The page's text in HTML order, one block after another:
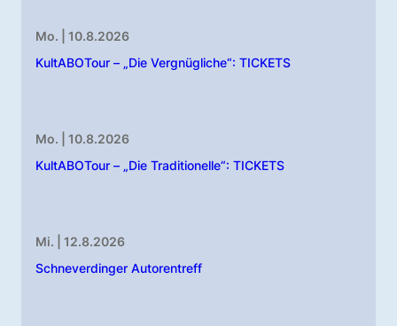
Mo. | 10.8.2026
KultABOTour – „Die Vergnügliche“: TICKETS
Mo. | 10.8.2026
KultABOTour – „Die Traditionelle“: TICKETS
Mi. | 12.8.2026
Schneverdinger Autorentreff